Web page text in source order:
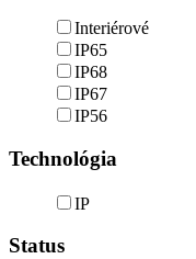
Interiérové
IP65
IP68
IP67
IP56
Technológia
IP
Status